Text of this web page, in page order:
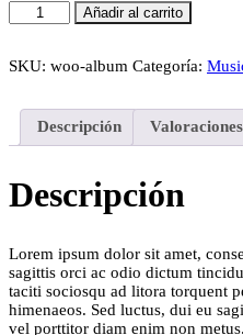
Album
cantidad
Añadir al carrito
SKU: woo-album Categoría:
Descripción
Descripción
Lorem ipsum dolor sit amet,
sagittis orci ac odio dictum
taciti sociosqu ad litora torquent
himenaeos. Sed luctus, dui eu
vel porttitor diam enim non